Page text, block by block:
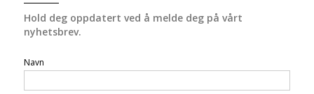
Hold deg oppdatert ved å melde deg på vårt
nyhetsbrev.
Navn